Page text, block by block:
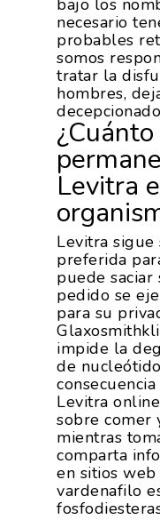
bajo los
necesario
probables
somos
tratar la
hombres,
Levitra
Levitra
preferida
puede saciar
pedido se
para su
impide la
de
Levitra
sobre comer
mientras
comparta
en sitios
vardenafilo